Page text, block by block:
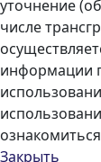
уточнение
числе
информации
ознакомиться
Закрыть